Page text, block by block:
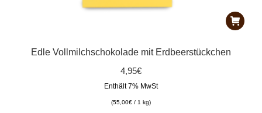
Edle Vollmilchschokolade mit Erdbeerstückchen
4,95€
Enthält 7% MwSt
(55,00€ / 1 kg)